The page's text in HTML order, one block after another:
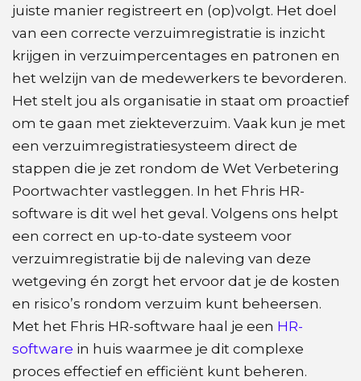
juiste manier registreert en (op)volgt. Het doel
van een correcte verzuimregistratie is inzicht
krijgen in verzuimpercentages en patronen en
het welzijn van de medewerkers te bevorderen.
Het stelt jou als organisatie in staat om proactief
om te gaan met ziekteverzuim. Vaak kun je met
een verzuimregistratiesysteem direct de
stappen die je zet rondom de Wet Verbetering
Poortwachter vastleggen. In het Fhris HR-
software is dit wel het geval. Volgens ons helpt
een correct en up-to-date systeem voor
verzuimregistratie bij de naleving van deze
wetgeving én zorgt het ervoor dat je de kosten
en risico’s rondom verzuim kunt beheersen.
Met het Fhris HR-software haal je een HR-
software in huis waarmee je dit complexe
proces effectief en efficiënt kunt beheren.